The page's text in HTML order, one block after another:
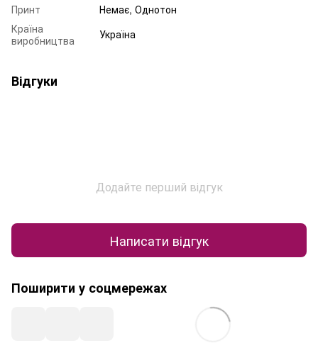
Принт
Немає, Однотон
Країна
виробництва
Україна
Відгуки
Додайте перший відгук
Написати відгук
Поширити у соцмережах